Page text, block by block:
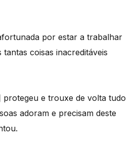
por estar a trabalhar
coisas inacreditáveis
e trouxe de volta tudo
adoram e precisam deste